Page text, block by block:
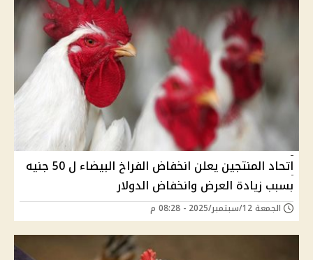
اتحاد المنتجين يعلن انخفاض الفراخ البيضاء ل 50 جنيه
بسبب زيادة العرض وانخفاض الدولار
الجمعة 12/سبتمبر/2025 - 08:28 م